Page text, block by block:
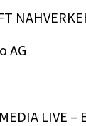
AG
LIVE